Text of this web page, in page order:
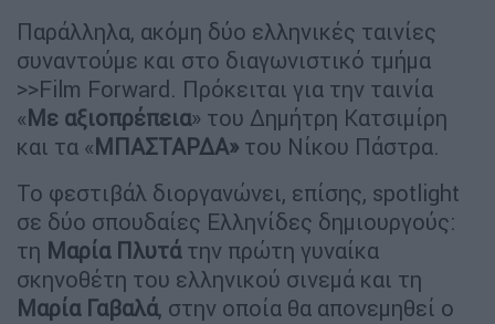
Παράλληλα, ακόμη δύο ελληνικές ταινίες
συναντούμε και στο διαγωνιστικό τμήμα
>>Film Forward. Πρόκειται για την ταινία
«Με αξιοπρέπεια» του Δημήτρη Κατσιμίρη
και τα «ΜΠΑΣΤΑΡΔΑ» του Νίκου Πάστρα.
Το φεστιβάλ διοργανώνει, επίσης, spotlight
σε δύο σπουδαίες Ελληνίδες δημιουργούς:
τη Μαρία Πλυτάτην πρώτη γυναίκα
σκηνοθέτη του ελληνικού σινεμά και τη
Μαρία Γαβαλά, στην οποία θα απονεμηθεί ο